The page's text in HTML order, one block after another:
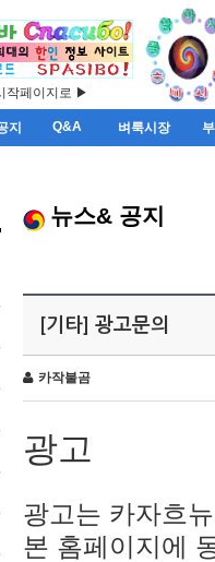
작페이지로 ▶
지 Q&A 벼룩시장
뉴스& 공지
[기타] 광고문의
카작불곰
광고
광고는 카자흐
본 홈페이지에